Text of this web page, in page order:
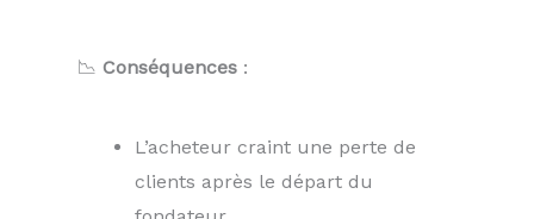
📉 Conséquences :
L’acheteur craint une perte de
clients après le départ du